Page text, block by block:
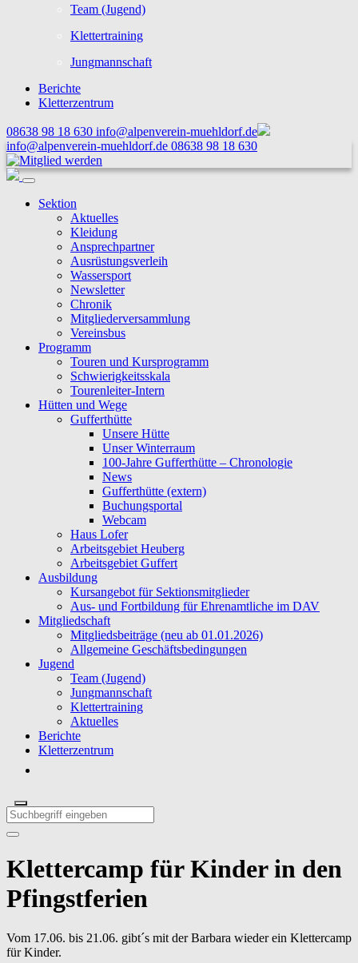
Team (Jugend)
Klettertraining
Jungmannschaft
Berichte
Kletterzentrum
08638 98 18 630 info@alpenverein-muehldorf.de
info@alpenverein-muehldorf.de 08638 98 18 630
Sektion
Aktuelles
Kleidung
Ansprechpartner
Ausrüstungsverleih
Wassersport
Newsletter
Chronik
Mitgliederversammlung
Vereinsbus
Programm
Touren und Kursprogramm
Schwierigkeitsskala
Tourenleiter-Intern
Hütten und Wege
Gufferthütte
Unsere Hütte
Unser Winterraum
100-Jahre Gufferthütte – Chronologie
News
Gufferthütte (extern)
Buchungsportal
Webcam
Haus Lofer
Arbeitsgebiet Heuberg
Arbeitsgebiet Guffert
Ausbildung
Kursangebot für Sektionsmitglieder
Aus- und Fortbildung für Ehrenamtliche im DAV
Mitgliedschaft
Mitgliedsbeiträge (neu ab 01.01.2026)
Allgemeine Geschäftsbedingungen
Jugend
Team (Jugend)
Jungmannschaft
Klettertraining
Aktuelles
Berichte
Kletterzentrum
Klettercamp für Kinder in den
Pfingstferien
Vom 17.06. bis 21.06. gibt´s mit der Barbara wieder ein Klettercamp
für Kinder.